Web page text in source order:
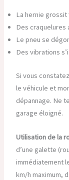
La hernie
Des craquelures
Le pneu se
Des vibrations
Si vous
le véhicule et
dépannage. Ne
garage éloigné.
Utilisation de la
d’une galette
immédiatement
km/h maximum,